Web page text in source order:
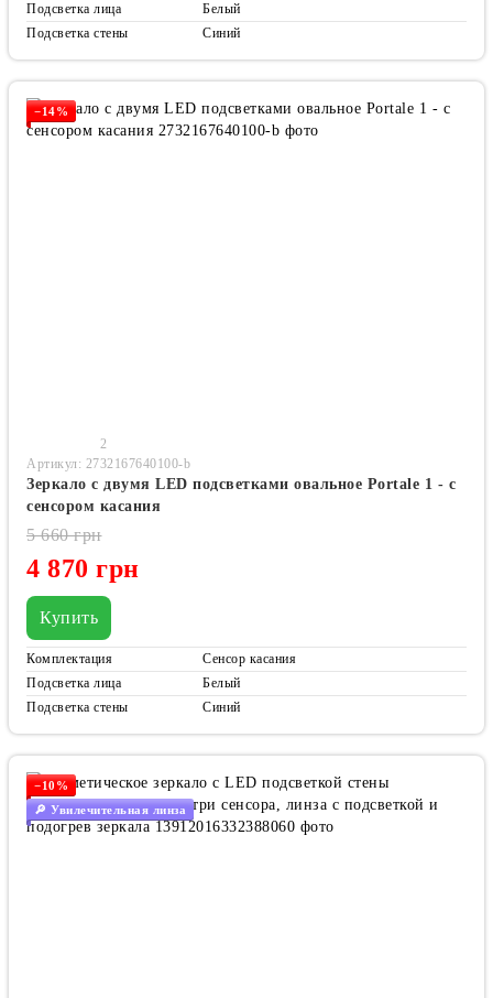
Подсветка лица
Белый
Подсветка стены
Синий
−14%
2
Артикул: 2732167640100-b
Зеркало с двумя LED подсветками овальное Portale 1 - с
сенсором касания
4 870 грн
5 660 грн
Купить
Комплектация
Сенсор касания
Подсветка лица
Белый
Подсветка стены
Синий
−10%
🔎 Увилечительная линза